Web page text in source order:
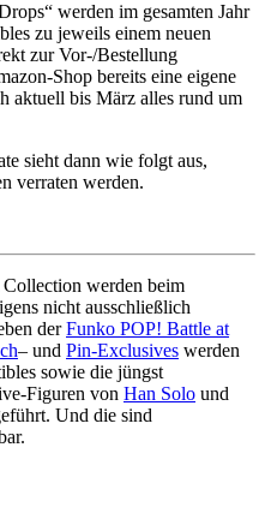
werden im gesamten Jahr
zu jeweils einem neuen
zur Vor-/Bestellung
Shop bereits eine eigene
aktuell bis März alles rund um
sieht dann wie folgt aus,
verraten werden.
werden beim
nicht ausschließlich
derFunko POP! Battle at
– und Pin-Exclusives werden
sowie die jüngst
Figuren von Han Solo und
Und die sind